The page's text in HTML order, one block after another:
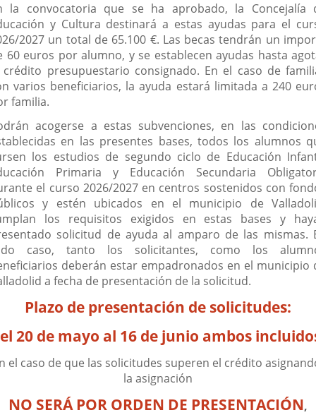
la convocatoria que se ha aprobado, la Concejalía
y Cultura destinará a estas ayudas para el
2027 un total de 65.100 €. Las becas tendrán un
60 euros por alumno, y se establecen ayudas hasta
crédito presupuestario consignado. En el caso de
varios beneficiarios, la ayuda estará limitada a 240
familia.
acogerse a estas subvenciones, en las
en las presentes bases, todos los alumnos
los estudios de segundo ciclo de Educación
Primaria y Educación Secundaria
el curso 2026/2027 en centros sostenidos con
y estén ubicados en el municipio de
los requisitos exigidos en estas bases y
solicitud de ayuda al amparo de las mismas.
caso, tanto los solicitantes, como los
deberán estar empadronados en el municipio
a fecha de presentación de la solicitud.
Plazo de presentación de solicitudes:
20 de mayo al 16 de junio ambos
el caso de que las solicitudes superen el crédito
la asignación
NO SERÁ POR ORDEN DE PRESENTACIÓN,